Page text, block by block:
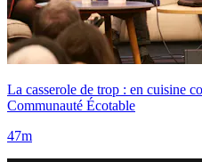
La casserole de trop : en cuisine
Communauté Écotable
47m